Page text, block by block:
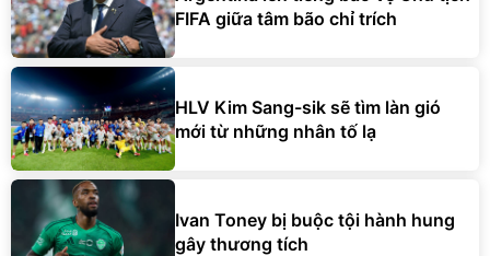
FIFA giữa tâm bão chỉ trích
HLV Kim Sang-sik sẽ tìm làn gió
mới từ những nhân tố lạ
Ivan Toney bị buộc tội hành hung
gây thương tích